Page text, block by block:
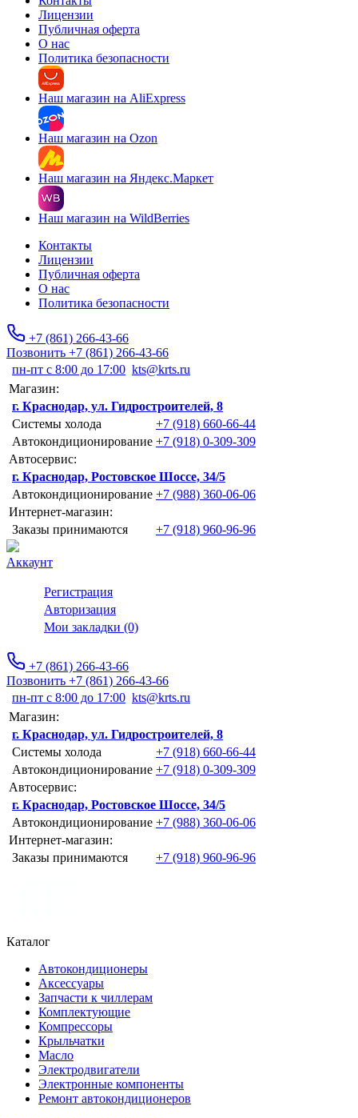
Лицензии
Публичная оферта
О нас
Политика безопасности
Наш магазин на AliExpress
Наш магазин на Ozon
Наш магазин на Яндекс.Маркет
Наш магазин на WildBerries
Контакты
Лицензии
Публичная оферта
О нас
Политика безопасности
+7 (861) 266-43-66
Позвонить +7 (861) 266-43-66
пн-пт с 8:00 до 17:00 kts@krts.ru
Магазин:
г. Краснодар, ул. Гидростроителей, 8
Системы холода
+7 (918) 660-66-44
Автокондиционирование +7 (918) 0-309-309
Автосервис:
г. Краснодар, Ростовское Шоссе, 34/5
Автокондиционирование +7 (988) 360-06-06
Интернет-магазин:
Заказы принимаются
+7 (918) 960-96-96
Аккаунт
Регистрация
Авторизация
Мои закладки (0)
+7 (861) 266-43-66
Позвонить +7 (861) 266-43-66
пн-пт с 8:00 до 17:00 kts@krts.ru
Магазин:
г. Краснодар, ул. Гидростроителей, 8
Системы холода
+7 (918) 660-66-44
Автокондиционирование +7 (918) 0-309-309
Автосервис:
г. Краснодар, Ростовское Шоссе, 34/5
Автокондиционирование +7 (988) 360-06-06
Интернет-магазин:
Заказы принимаются
+7 (918) 960-96-96
Каталог
Автокондиционеры
Аксессуары
Запчасти к чиллерам
Комплектующие
Компрессоры
Крыльчатки
Масло
Электродвигатели
Электронные компоненты
Ремонт автокондиционеров